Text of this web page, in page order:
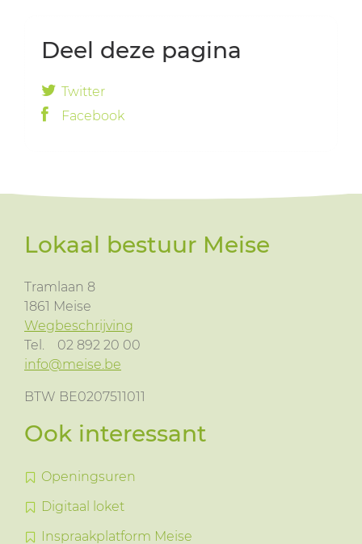
Deel deze pagina
Twitter
Facebook
Lokaal bestuur Meise
Tramlaan 8
1861 Meise
Wegbeschrijving
Tel.
02 892 20 00
info@meise.be
BTW BE0207511011
Ook interessant
Openingsuren
Digitaal loket
Inspraakplatform Meise